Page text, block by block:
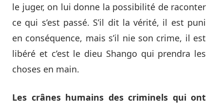
le juger, on lui donne la possibilité de raconter
ce qui s’est passé. S’il dit la vérité, il est puni
en conséquence, mais s’il nie son crime, il est
libéré et c’est le dieu Shango qui prendra les
choses en main.
Les crânes humains des criminels qui ont